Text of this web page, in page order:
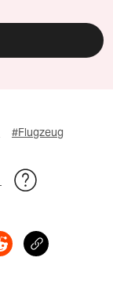
#Flugzeug